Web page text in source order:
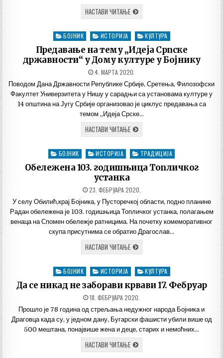
НАСТАВИ ЧИТАЊЕДОСТУПНОСТ
ЦАРИЧИНОГ
Posted
БОЈНИК ИСТОРИЈА КУЛТУРА
Предавање на тему „Идеја Српске
државности“ у Дому културе у Бојнику
ДАТУМ
ОБЈАВЉИВАЊА:
4. МАРТА 2020.
Поводом Дана Државности Републике Србије, Сретења, Филозофски
Факултет Универзитета у Нишу у сарадњи са установама културе у
14 општина на Југу Србије организовао је циклус предавања са
темом „Идеја Срске…
НАСТАВИ ЧИТАЊЕПРЕДАВАЊЕ
НА
„ИДЕЈА
СРПСКЕ
ДРЖАВНОСТИ“
У
ДОМУ
У
БОЈНИКУ
Posted
БОЈНИК ИСТОРИЈА ТРАДИЦИЈА
Обележена 103. годишњица Топличког
устанка
ДАТУМ
ОБЈАВЉИВАЊА:
23. ФЕБРУАРА 2020.
У селу Обилић,крај Бојника, у Пусторечкој области, подно планине
Радан обележена је 103. годишњица Топличког устанка, полагањем
венаца на Спомен обележје ратницима. На почетку комеморативног
скупа присутнима се обратио Драгослав…
НАСТАВИ ЧИТАЊЕОБЕЛЕЖЕНА
103.
ТОПЛИЧКОГ
УСТАНКА
Posted
БОЈНИК ИСТОРИЈА КУЛТУРА
Да се никад не заборави крвави 17. Фебруар
ДАТУМ
ОБЈАВЉИВАЊА:
18. ФЕБРУАРА 2020.
Прошло је 78 година од стрељања недужног народа Бојника и
Драговца када су, у једном дану, Бугарски фашисти убили више од
500 мештана, понајвише жена и деце, старих и немоћних…
НАСТАВИ ЧИТАЊЕДА
СЕ